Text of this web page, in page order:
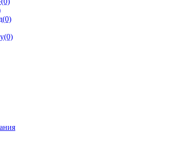
(0)
(0)